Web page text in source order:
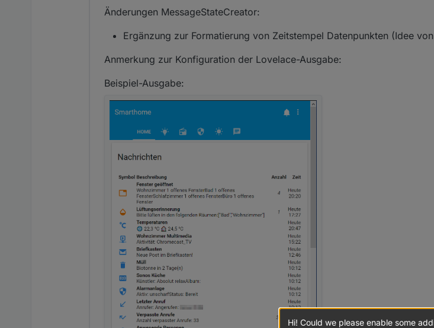
Änderungen MessageStateCreator:
Ergänzung zur Formatierung von Zeitstempel Datenpunkten (Idee
Anmerkung zur Konfiguration der Lovelace-Ausgabe:
Beispiel-Ausgabe:
Hi! Could we please enable some